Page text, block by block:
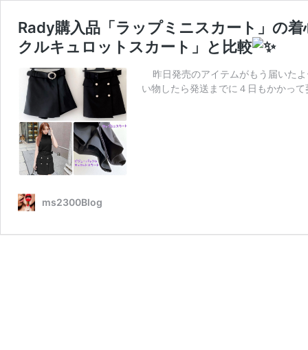
Rady購入品「ラップミニスカート」の
クルキュロットスカート」と比較
昨日発売のアイテムがもう届いたよ
い物したら発送までに４日もかかっ
ms2300Blog